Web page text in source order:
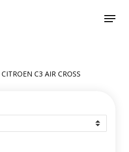
Menu
CITROEN C3 AIR CROSS